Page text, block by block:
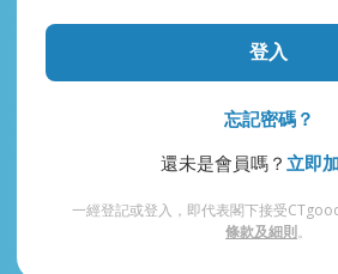
登入
忘記密碼？
還未是會員嗎？ 立即
一經登記或登入，即代表閣下接受
條款及細則。